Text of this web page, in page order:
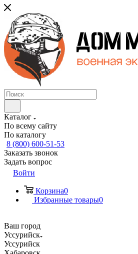
Каталог
По всему сайту
По каталогу
8 (800) 600-51-53
Заказать звонок
Задать вопрос
Войти
Корзина0
Избранные товары0
Ваш город
Уссурийск
Уссурийск